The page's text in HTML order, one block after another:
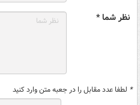
نظر شما *
* لطفا عدد مقابل را در جعبه متن وارد کنید